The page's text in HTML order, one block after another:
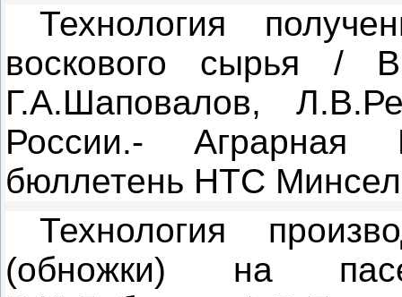
Технология
воскового сырья /
Г.А.Шаповалов,
России.- Аграрная
бюллетень НТС
Технология
(обножки) на